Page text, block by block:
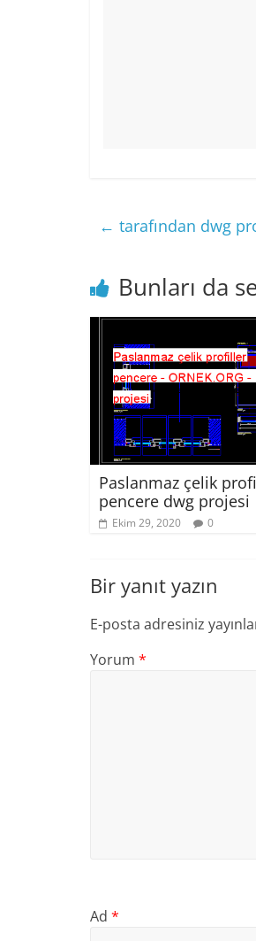
← tarafından dwg
Bunları da
Paslanmaz çelik
pencere dwg projesi
Ekim 29, 2020 0
Bir yanıt yazın
E-posta adresiniz
Yorum *
Ad *